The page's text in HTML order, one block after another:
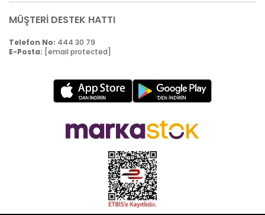
MÜŞTERİ DESTEK HATTI
Telefon No: 444 30 79
E-Posta: [email protected]